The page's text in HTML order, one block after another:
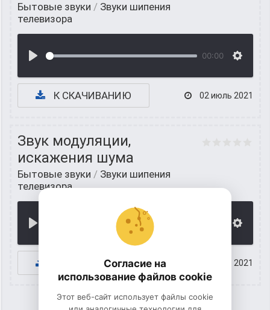
Бытовые звуки / Звуки шипения
телевизора
00:00
К СКАЧИВАНИЮ 02 июль 2021
Звук модуляции,
искажения шума
Бытовые звуки / Звуки шипения
телевизора
К СКАЧИВАНИЮ 01 июль 2021
Согласие на
использование файлов cookie
Этот веб-сайт использует файлы cookie